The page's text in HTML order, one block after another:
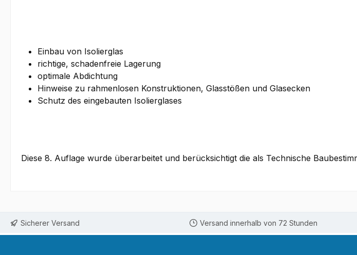
Einbau von Isolierglas
richtige, schadenfreie Lagerung
optimale Abdichtung
Hinweise zu rahmenlosen Konstruktionen, Glasstößen und Glasecken
Schutz des eingebauten Isolierglases
Diese 8. Auflage wurde überarbeitet und berücksichtigt die als Technische
Sicherer Versand Versand innerhalb von 72 Stunden